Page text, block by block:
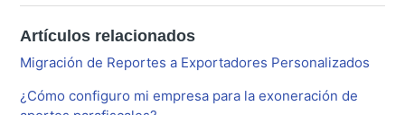
Artículos relacionados
Migración de Reportes a Exportadores Personalizados
¿Cómo configuro mi empresa para la exoneración de